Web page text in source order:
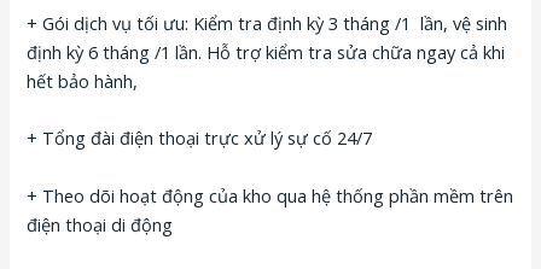
+ Gói dịch vụ tối ưu: Kiểm tra định kỳ 3 tháng /1 lần, vệ sinh
định kỳ 6 tháng /1 lần. Hỗ trợ kiểm tra sửa chữa ngay cả khi
hết bảo hành,
+ Tổng đài điện thoại trực xử lý sự cố 24/7
+ Theo dõi hoạt động của kho qua hệ thống phần mềm trên
điện thoại di động